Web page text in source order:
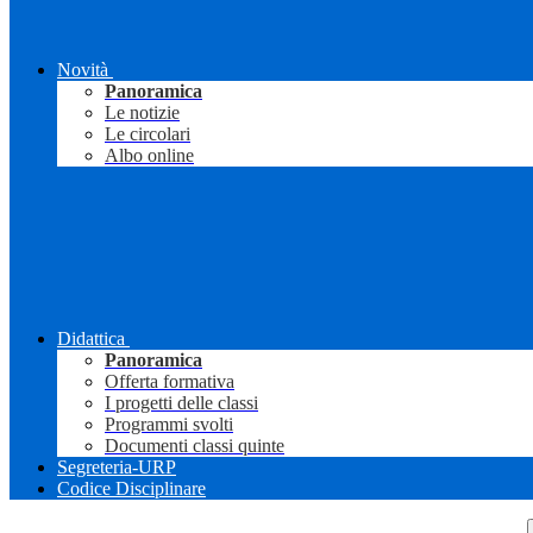
Novità
Panoramica
Le notizie
Le circolari
Albo online
Didattica
Panoramica
Offerta formativa
I progetti delle classi
Programmi svolti
Documenti classi quinte
Segreteria-URP
Codice Disciplinare